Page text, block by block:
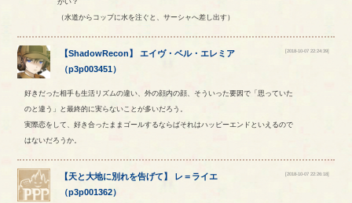
（水道からコップに水を注ぐと、サーシャへ差し出す）
【ShadowRecon】 エイヴ・ベル・ エレミア
（p3p003451）
[2018-10-07 22:24:39]
好きだった相手も生活リズムの違い、外の顔内の顔、そういった要因で「思っていた
のと違う」と最終的に実らないことが多いだろう。
実際恋をして、好き合ったままゴールするならばそれはハッピーエンドといえるので
はないだろうか。
【天と大地に別れを告げて】 レ ＝ ライエ
（p3p001362）
[2018-10-07 22:26:18]